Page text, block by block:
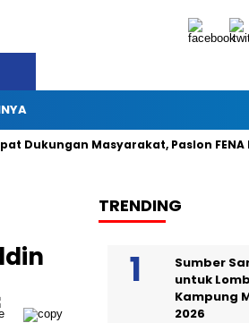
Masyarakat, Paslon FENA
TRENDING
Sumber
untuk
Kampung
2026